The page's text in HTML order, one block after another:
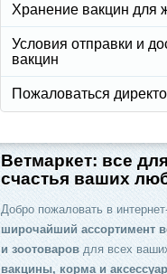
Хранение вакцин для
Условия отправки и
вакцин
Пожаловаться
Ветмаркет: все
счастья ваших
Добро пожаловать в
широчайший ассортимент
и зоотоваров для всех
вакцины, корма и